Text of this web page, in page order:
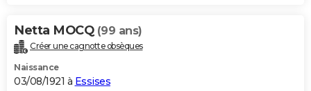
Netta MOCQ (99 ans)
Créer une cagnotte obsèques
Naissance
03/08/1921 à Essises